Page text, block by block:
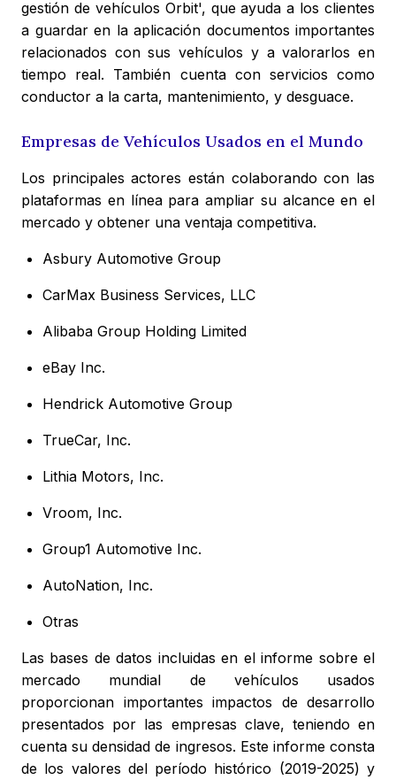
gestión de vehículos Orbit', que ayuda a los clientes
a guardar en la aplicación documentos importantes
relacionados con sus vehículos y a valorarlos en
tiempo real. También cuenta con servicios como
conductor a la carta, mantenimiento, y desguace.
Empresas de Vehículos Usados en el Mundo
Los principales actores están colaborando con las
plataformas en línea para ampliar su alcance en el
mercado y obtener una ventaja competitiva.
Asbury Automotive Group
CarMax Business Services, LLC
Alibaba Group Holding Limited
eBay Inc.
Hendrick Automotive Group
TrueCar, Inc.
Lithia Motors, Inc.
Vroom, Inc.
Group1 Automotive Inc.
AutoNation, Inc.
Otras
Las bases de datos incluidas en el informe sobre el
mercado mundial de vehículos usados
proporcionan importantes impactos de desarrollo
presentados por las empresas clave, teniendo en
cuenta su densidad de ingresos. Este informe consta
de los valores del período histórico (2019-2025) y